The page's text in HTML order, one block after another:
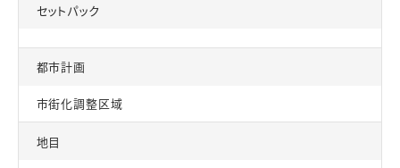
セットパック
都市計画
市街化調整区域
地目